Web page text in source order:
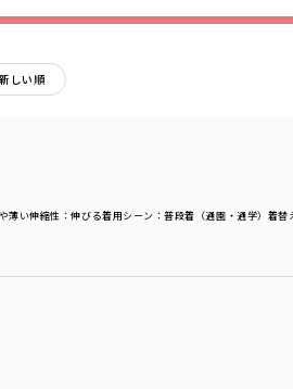
しい順
薄い伸縮性 ：伸びる着用シーン ：普段着（通園・通学） 着替
ト）
イト
Tシャツ・7分袖Tシャツ